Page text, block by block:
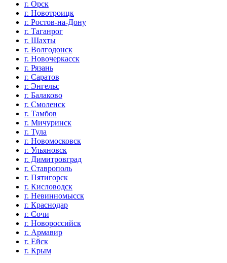
г. Орск
г. Новотроицк
г. Ростов-на-Дону
г. Таганрог
г. Шахты
г. Волгодонск
г. Новочеркасск
г. Рязань
г. Саратов
г. Энгельс
г. Балаково
г. Смоленск
г. Тамбов
г. Мичуринск
г. Тула
г. Новомосковск
г. Ульяновск
г. Димитровград
г. Ставрополь
г. Пятигорск
г. Кисловодск
г. Невинномысск
г. Краснодар
г. Сочи
г. Новороссийск
г. Армавир
г. Ейск
г. Крым